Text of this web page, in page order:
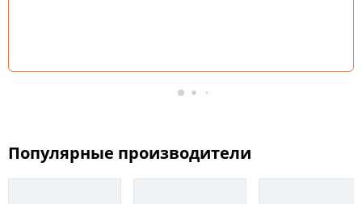
Популярные производители